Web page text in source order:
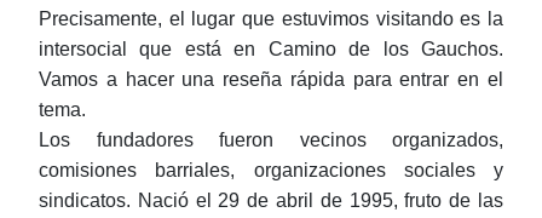
Precisamente, el lugar que estuvimos visitando es la
intersocial que está en Camino de los Gauchos.
Vamos a hacer una reseña rápida para entrar en el
tema.
Los fundadores fueron vecinos organizados,
comisiones barriales, organizaciones sociales y
sindicatos. Nació el 29 de abril de 1995, fruto de las